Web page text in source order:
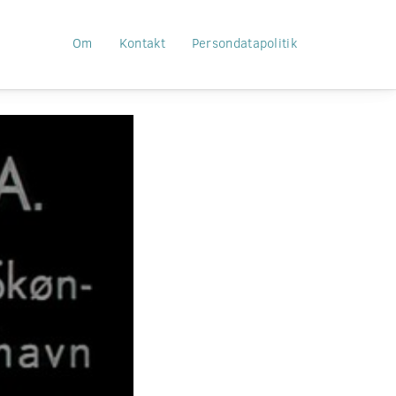
Om Kontakt Persondatapolitik